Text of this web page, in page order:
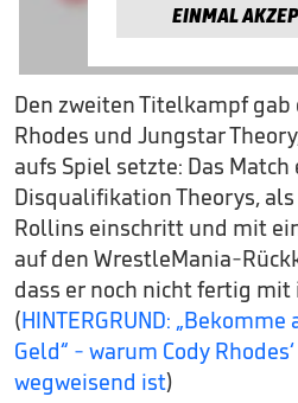
EINMAL
Den zweiten Titelkampf gab
Rhodes und Jungstar
aufs Spiel setzte: Das
Disqualifikation Theorys, als
Rollins einschritt und mit
auf den WrestleMania-
dass er noch nicht fertig mit
(HINTERGRUND:
Geld“ - warum Cody
wegweisend ist)